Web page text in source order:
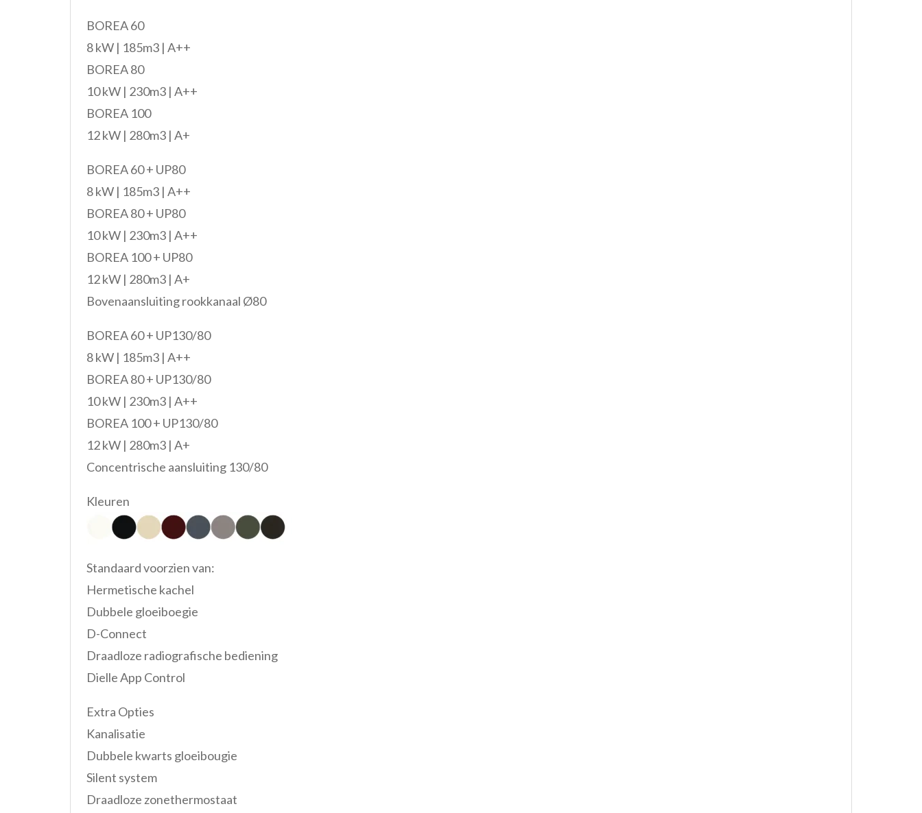
BOREA 60
8 kW | 185m3 | A++
BOREA 80
10 kW | 230m3 | A++
BOREA 100
12 kW | 280m3 | A+
BOREA 60 + UP80
8 kW | 185m3 | A++
BOREA 80 + UP80
10 kW | 230m3 | A++
BOREA 100 + UP80
12 kW | 280m3 | A+
Bovenaansluiting rookkanaal Ø80
BOREA 60 + UP130/80
8 kW | 185m3 | A++
BOREA 80 + UP130/80
10 kW | 230m3 | A++
BOREA 100 + UP130/80
12 kW | 280m3 | A+
Concentrische aansluiting 130/80
Kleuren
Standaard voorzien van:
Hermetische kachel
Dubbele gloeiboegie
D-Connect
Draadloze radiografische bediening
Dielle App Control
Extra Opties
Kanalisatie
Dubbele kwarts gloeibougie
Silent system
Draadloze zonethermostaat